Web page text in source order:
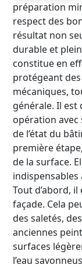
préparation
respect des
résultat non
durable et
constitue en
protégeant
mécaniques,
générale. Il est
opération avec
de l’état du
première
de la surface.
Tout d’abord,
façade. Cela
des saletés,
anciennes
surfaces
l’eau